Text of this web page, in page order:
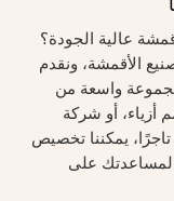
عالية الجودة؟
الأقمشة، ونقدم
واسعة من
أو شركة
يمكننا تخصيص
لمساعدتك على